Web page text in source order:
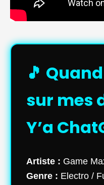
🎵
sur mes
Y’a
Artiste : Game
Genre : Electro /